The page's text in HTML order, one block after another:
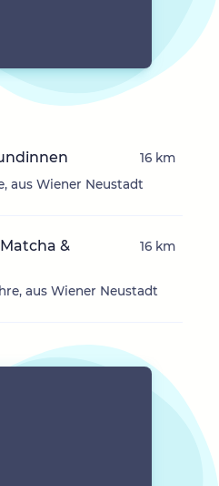
aus Wiener Neustadt
16 km
&
aus Wiener Neustadt
16 km